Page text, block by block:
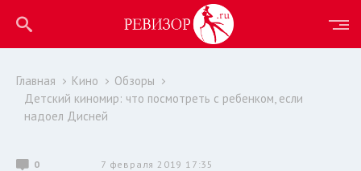
Главная Кино
Обзоры
Детский киномир: что посмотреть с ребенком, если
надоел Дисней
0 7 февраля 2019 17:35